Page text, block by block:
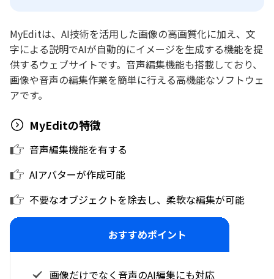
MyEditは、AI技術を活用した画像の高画質化に加え、文
字による説明でAIが自動的にイメージを生成する機能を提
供するウェブサイトです。音声編集機能も搭載しており、
画像や音声の編集作業を簡単に行える高機能なソフトウェ
アです。
MyEditの特徴
音声編集機能を有する
AIアバターが作成可能
不要なオブジェクトを除去し、柔軟な編集が可能
おすすめポイント
画像だけでなく音声のAI編集にも対応